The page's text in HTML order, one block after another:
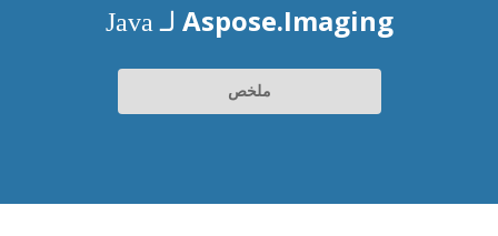
Aspose.Imaging لـ Java
ملخص